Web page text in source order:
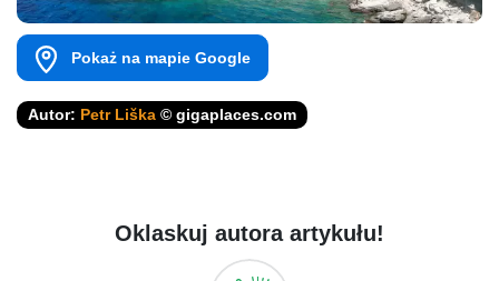
Pokaż na mapie Google
Autor: Petr Liška © gigaplaces.com
Oklaskuj autora artykułu!